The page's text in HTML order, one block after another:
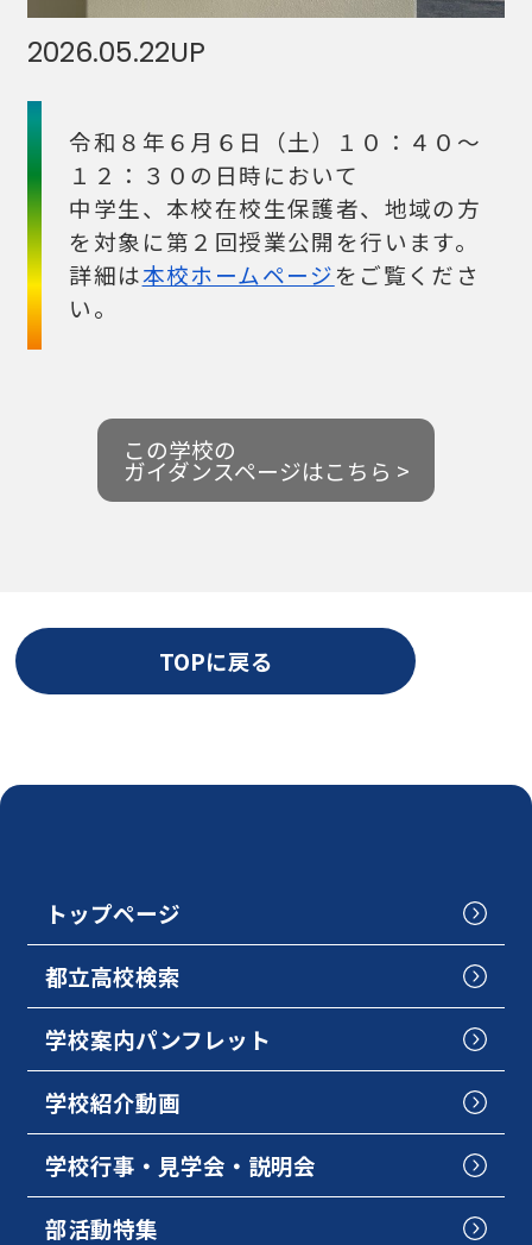
2026.05.22UP
令和８年６月６日（土）１０：４０～
１２：３０の日時において
中学生、本校在校生保護者、地域の方
を対象に第２回授業公開を行います。
詳細は本校ホームページをご覧くださ
い。
この学校の
ガイダンスページはこちら >
TOPに戻る
トップページ
都立高校検索
学校案内パンフレット
学校紹介動画
学校行事・見学会・説明会
部活動特集